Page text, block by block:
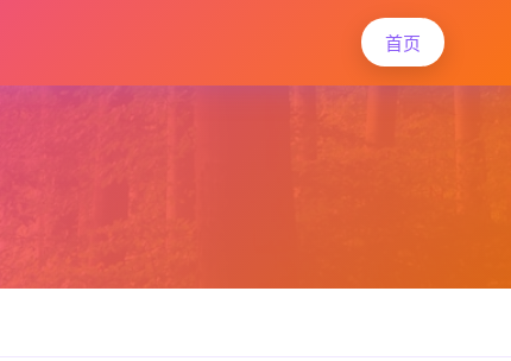
首页